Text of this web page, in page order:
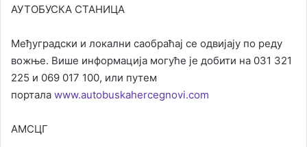
АУТОБУСКА СТАНИЦА
Међуградски и локални саобраћај се одвијају по реду
вожње. Више информација могуће је добити на 031 321
225 и 069 017 100, или путем
портала www.autobuskahercegnovi.com
АМСЦГ